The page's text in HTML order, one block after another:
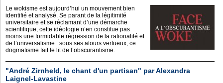
Le wokisme est aujourd’hui un mouvement bien
identifié et analysé. Se parant de la légitimité
universitaire et se réclamant d’une démarche
scientifique, cette idéologie n’en constitue pas
moins une formidable régression de la rationalité et
de l’universalisme : sous ses atours vertueux, ce
dogmatisme fait le lit de l’obscurantisme.
"André Zirnheld, le chant d'un partisan" par Alexandra
Laignel-Lavastine